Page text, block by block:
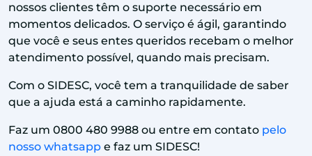
nossos clientes têm o suporte necessário em
momentos delicados. O serviço é ágil, garantindo
que você e seus entes queridos recebam o melhor
atendimento possível, quando mais precisam.
Com o SIDESC, você tem a tranquilidade de saber
que a ajuda está a caminho rapidamente.
Faz um 0800 480 9988 ou entre em contato pelo
nosso whatsapp e faz um SIDESC!